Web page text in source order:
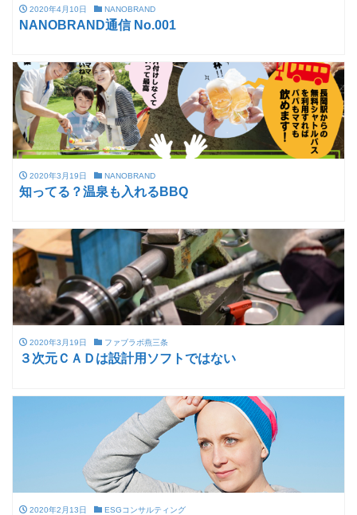
2020年4月10日 NANOBRAND
NANOBRAND通信 No.001
2020年3月19日 NANOBRAND
知ってる？温泉も入れるBBQ
2020年3月19日 ファブラボ燕三条
３次元ＣＡＤは設計用ソフトではない
2020年2月13日 ESGコンサルティング